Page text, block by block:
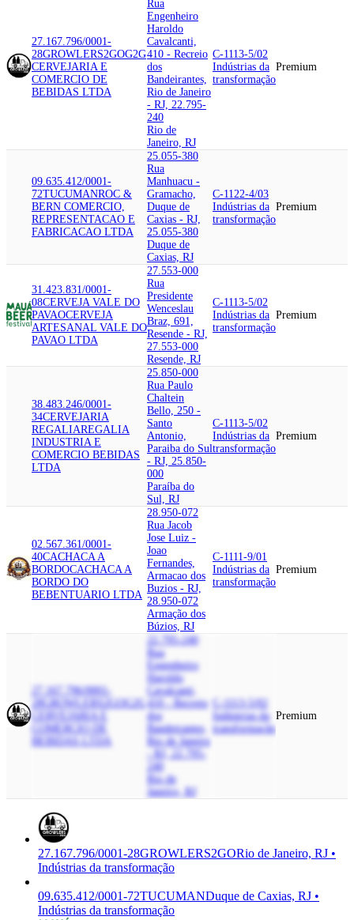
27.167.796/0001-
28GROWLERS2GOG2G
CERVEJARIA E
COMERCIO DE
BEBIDAS LTDA
Rua
Engenheiro
Haroldo
Cavalcanti,
410 - Recreio
dos
Bandeirantes,
Rio de Janeiro
- RJ, 22.795-
240
Rio de
Janeiro, RJ
C-1113-5/02
Indústrias da
transformação
Premium
09.635.412/0001-
72TUCUMANROC &
BERN COMERCIO,
REPRESENTACAO E
FABRICACAO LTDA
25.055-380
Rua
Manhuacu -
Gramacho,
Duque de
Caxias - RJ,
25.055-380
Duque de
Caxias, RJ
C-1122-4/03
Indústrias da
transformação
Premium
31.423.831/0001-
08CERVEJA VALE DO
PAVAOCERVEJA
ARTESANAL VALE DO
PAVAO LTDA
27.553-000
Rua
Presidente
Wenceslau
Braz, 691,
Resende - RJ,
27.553-000
Resende, RJ
C-1113-5/02
Indústrias da
transformação
Premium
38.483.246/0001-
34CERVEJARIA
REGALIAREGALIA
INDUSTRIA E
COMERCIO BEBIDAS
LTDA
25.850-000
Rua Paulo
Chaltein
Bello, 250 -
Santo
Antonio,
Paraiba do Sul
- RJ, 25.850-
000
Paraíba do
Sul, RJ
C-1113-5/02
Indústrias da
transformação
Premium
02.567.361/0001-
40CACHACA A
BORDOCACHACA A
BORDO DO
BEBENTUARIO LTDA
28.950-072
Rua Jacob
Jose Luiz -
Joao
Fernandes,
Armacao dos
Buzios - RJ,
28.950-072
Armação dos
Búzios, RJ
C-1111-9/01
Indústrias da
transformação
Premium
27.167.796/0001-
28 GROWLERS2GOG2G
CERVEJARIA E
COMERCIO DE
BEBIDAS LTDA
22.795-240
Rua
Engenheiro
Haroldo
Cavalcanti,
410 - Recreio
dos
Bandeirantes,
Rio de Janeiro
240
Rio de
Janeiro, RJ
C-1113-5/02
Indústrias da
transformação
Premium
27.167.796/0001-28GROWLERS2GORio de Janeiro, RJ •
Indústrias da transformação
09.635.412/0001-72TUCUMANDuque de Caxias, RJ •
Indústrias da transformação